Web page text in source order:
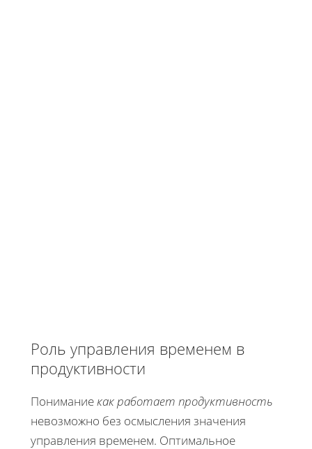
Роль управления временем в
продуктивности
Пониманиекак работает продуктивность
невозможно без осмысления значения
управления временем. Оптимальное